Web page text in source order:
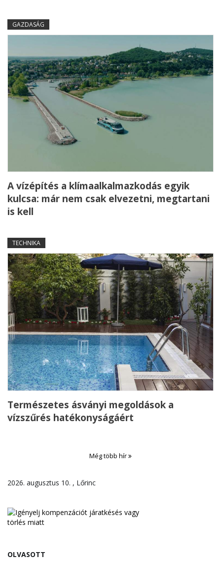
GAZDASÁG
A vízépítés a klímaalkalmazkodás egyik
kulcsa: már nem csak elvezetni, megtartani
is kell
TECHNIKA
Természetes ásványi megoldások a
vízszűrés hatékonyságáért
Még több hír
2026. augusztus 10. , Lőrinc
OLVASOTT